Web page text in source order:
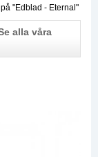
"Edblad - Eternal"
alla våra